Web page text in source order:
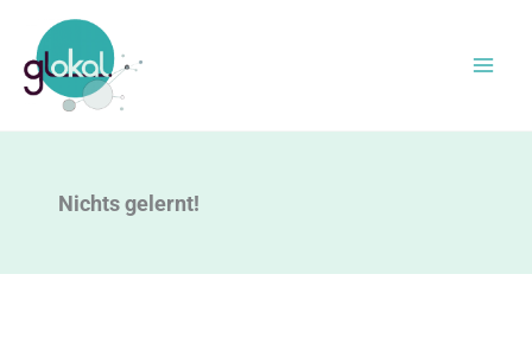
Inhalt
springen
Nichts gelernt!